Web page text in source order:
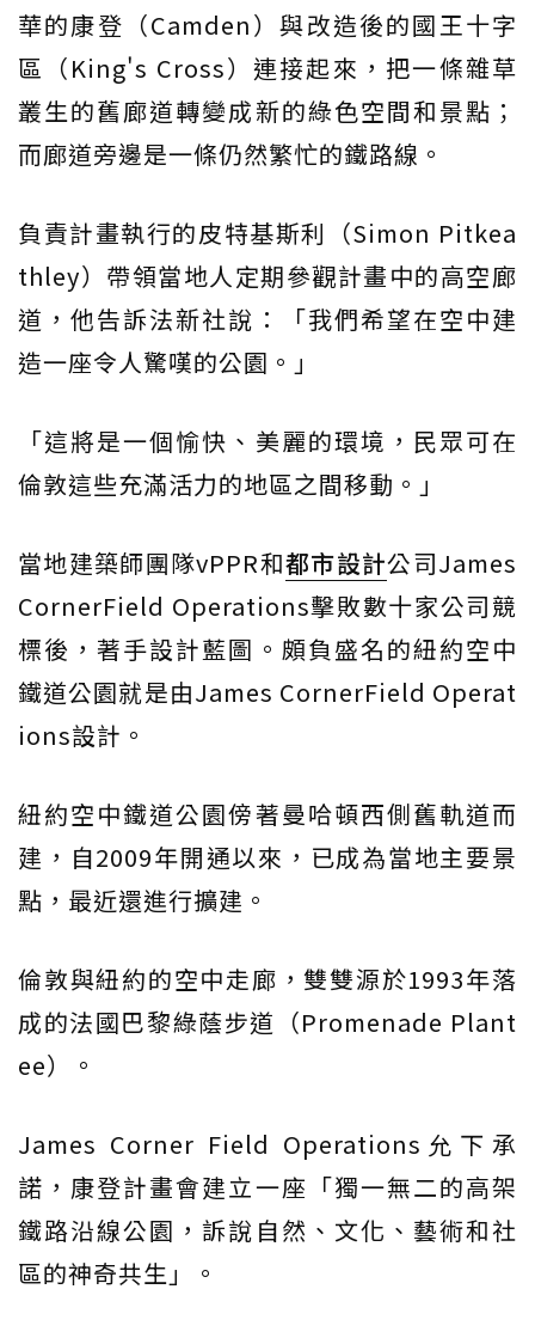
華的康登（Camden）與改造後的國王十字
區（King's Cross）連接起來，把一條雜草
叢生的舊廊道轉變成新的綠色空間和景點；
而廊道旁邊是一條仍然繁忙的鐵路線。
負責計畫執行的皮特基斯利（Simon Pitkea
thley）帶領當地人定期參觀計畫中的高空廊
道，他告訴法新社說：「我們希望在空中建
造一座令人驚嘆的公園。」
「這將是一個愉快、美麗的環境，民眾可在
倫敦這些充滿活力的地區之間移動。」
當地建築師團隊vPPR和都市設計公司James
CornerField Operations擊敗數十家公司競
標後，著手設計藍圖。頗負盛名的紐約空中
鐵道公園就是由James CornerField Operat
ions設計。
紐約空中鐵道公園傍著曼哈頓西側舊軌道而
建，自2009年開通以來，已成為當地主要景
點，最近還進行擴建。
倫敦與紐約的空中走廊，雙雙源於1993年落
成的法國巴黎綠蔭步道（Promenade Plant
ee）。
James Corner Field Operations允下承
諾，康登計畫會建立一座「獨一無二的高架
鐵路沿線公園，訴說自然、文化、藝術和社
區的神奇共生」。